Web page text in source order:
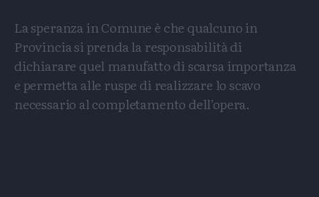
La speranza in Comune è che qualcuno in
Provincia si prenda la responsabilità di
dichiarare quel manufatto di scarsa importanza
e permetta alle ruspe di realizzare lo scavo
necessario al completamento dell’opera.